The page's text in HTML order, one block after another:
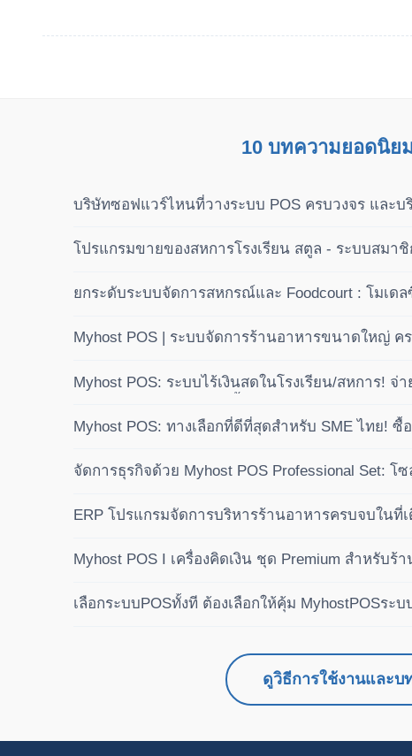
10 บทความยอดนิย
บริษัทซอฟแวร์ไหนที่วางระบบ POS ครบวงจร และบ
โปรแกรมขายของสหการโรงเรียน สตูล - ระบบสมา
ยกระดับระบบจัดการสหกรณ์และ Foodcourt : โมเด
Myhost POS | ระบบจัดการร้านอาหารขนาดใหญ่ ค
Myhost POS: ระบบไร้เงินสดในโรงเรียน/สหการ!
Myhost POS: ทางเลือกที่ดีที่สุดสำหรับ SME ไทย!
จัดการธุรกิจด้วย Myhost POS Professional Set:
ERP โปรแกรมจัดการบริหารร้านอาหารครบจบในที่
Myhost POS I เครื่องคิดเงิน ชุด Premium สำหรับ
เลือกระบบPOSทั้งที ต้องเลือกให้คุ้ม MyhostPOSระ
ดูวิธีการใช้งานและ